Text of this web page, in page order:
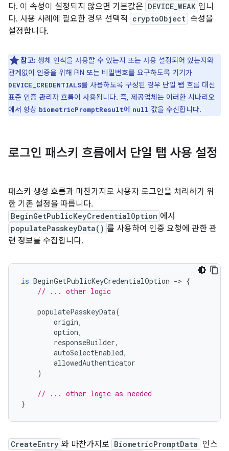
다. 이 속성이 설정되지 않으면 기본값은 DEVICE_WEAK 입니
다. 사용 사례에 필요한 경우 선택적
cryptoObject 속성을
설정합니다.
참고: 생체 인식을 사용할 수 있는지 또는 사용 설정되어 있는지와
관계없이 인증을 위해 PIN 또는 비밀번호를 요구하도록 기기가
DEVICE_CREDENTIALS를 사용하도록 구성된 경우 단일 탭 흐름 대신
표준 인증 관리자 흐름이 사용됩니다. 즉, 제공업체는 이러한 시나리오
에서 항상 biometricPromptResult에 null 값을 수신합니다.
로그인 패스키 흐름에서 단일 탭 사용 설정
패스키 생성 흐름과 마찬가지로 사용자 로그인을 처리하기 위
한 기존 설정을 따릅니다.
BeginGetPublicKeyCredentialOption 에서
populatePasskeyData() 를 사용하여 인증 요청에 관한 관
련 정보를 수집합니다.
is BeginGetPublicKeyCredentialOption -> {
// ... other logic
populatePasskeyData(
origin,
option,
responseBuilder,
autoSelectEnabled,
allowedAuthenticator
)
// ... other logic as needed
}
CreateEntry 와 마찬가지로 BiometricPromptData 인스